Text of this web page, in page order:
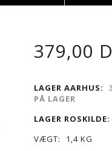
379,00
LAGER AARHUS:
PÅ LAGER
LAGER ROSKILDE:
VÆGT:
1,4 KG